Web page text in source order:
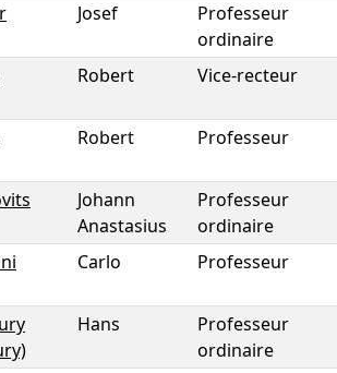
Josef
Professeur
ordinaire
Robert Vice-recteur
Robert Professeur
Johann
Anastasius
Professeur
ordinaire
Carlo Professeur
Hans
Professeur
ordinaire